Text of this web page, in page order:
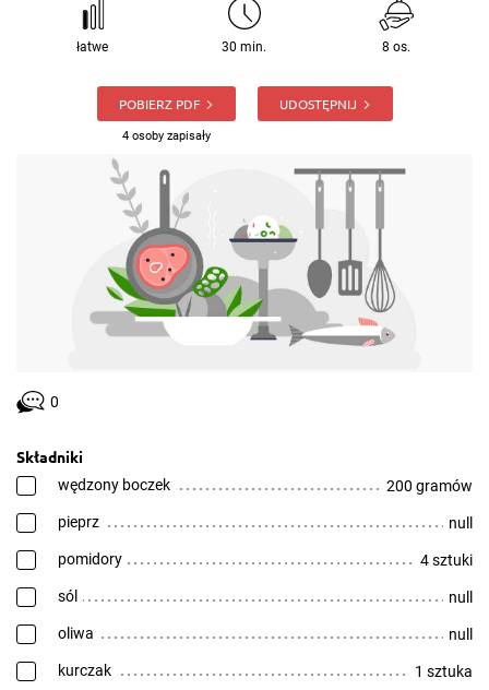
łatwe 30 min. 8 os.
POBIERZ PDF
4 osoby zapisały
UDOSTĘPNIJ
0
Składniki
wędzony boczek 200 gramów
pieprz null
pomidory 4 sztuki
sól null
oliwa null
kurczak 1 sztuka